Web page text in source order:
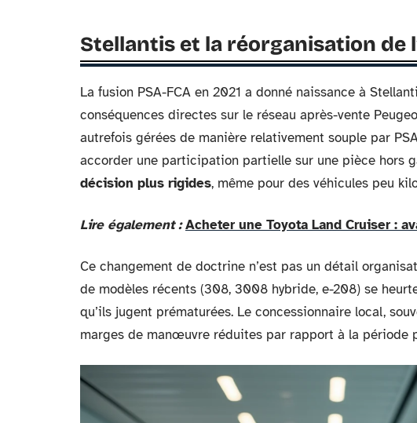
Stellantis et la réorganisation de
La fusion PSA-FCA en 2021 a donné naissance à
conséquences directes sur le réseau après-vente
autrefois gérées de manière relativement souple par
accorder une participation partielle sur une pièce hors
décision plus rigides, même pour des véhicules peu
Lire également : Acheter une Toyota Land Cruiser :
Ce changement de doctrine n’est pas un détail
de modèles récents (308, 3008 hybride, e-208) se
qu’ils jugent prématurées. Le concessionnaire local,
marges de manœuvre réduites par rapport à la période